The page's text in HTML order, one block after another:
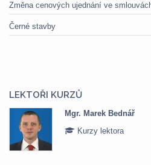
Změna cenových ujednání ve
Černé stavby
LEKTOŘI KURZŮ
Mgr. Marek Bednář
Kurzy lektora